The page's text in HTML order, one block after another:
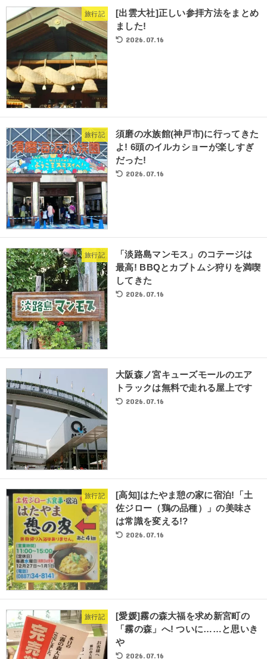
旅行記
[出雲大社]正しい参拝方法をまとめ
ました!
2026.07.16
旅行記
須磨の水族館(神戸市)に行ってきた
よ! 6頭のイルカショーが楽しすぎ
だった!
2026.07.16
旅行記
「淡路島マンモス」のコテージは
最高! BBQとカブトムシ狩りを満喫
してきた
2026.07.16
大阪森ノ宮キューズモールのエア
トラックは無料で走れる屋上です
2026.07.16
旅行記
[高知]はたやま憩の家に宿泊!「土
佐ジロー（鶏の品種）」の美味さ
は常識を変える!?
2026.07.16
旅行記
[愛媛]霧の森大福を求め新宮町の
「霧の森」へ! ついに……と思いき
や
2026.07.16